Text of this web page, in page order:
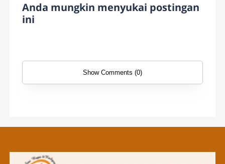
Anda mungkin menyukai postingan
ini
Show Comments (0)